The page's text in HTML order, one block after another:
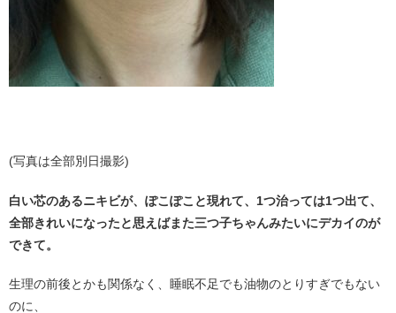
(写真は全部別日撮影)
白い芯のあるニキビが、ぽこぽこと現れて、1つ治っては1つ出て、
全部きれいになったと思えばまた三つ子ちゃんみたいにデカイのが
できて。
生理の前後とかも関係なく、睡眠不足でも油物のとりすぎでもない
のに、